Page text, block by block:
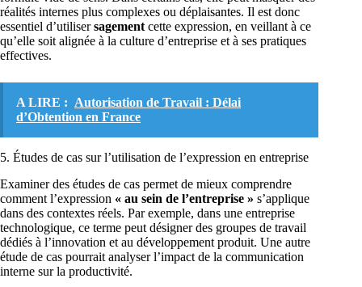
réalités internes plus complexes ou déplaisantes. Il est donc
essentiel d’utilisersagementcette expression, en veillant à ce
qu’elle soit alignée à la culture d’entreprise et à ses pratiques
effectives.
A LIRE : Autorisation de Travail : Délai
d’Obtention en France
5. Études de cas sur l’utilisation de l’expression en entreprise
Examiner des études de cas permet de mieux comprendre
comment l’expression « au sein de l’entreprise » s’applique
dans des contextes réels. Par exemple, dans une entreprise
technologique, ce terme peut désigner des groupes de travail
dédiés à l’innovation et au développement produit. Une autre
étude de cas pourrait analyser l’impact de la communication
interne sur la productivité.